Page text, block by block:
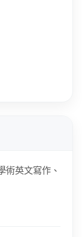
術英文寫作、